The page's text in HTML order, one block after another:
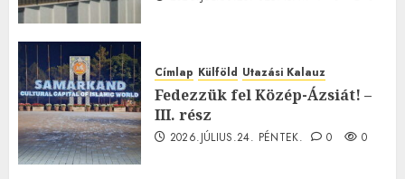
Címlap Külföld Utazási Kalauz
Fedezzük fel Közép-Ázsiát! –
III. rész
2026.JÚLIUS.24. PÉNTEK. 0 0